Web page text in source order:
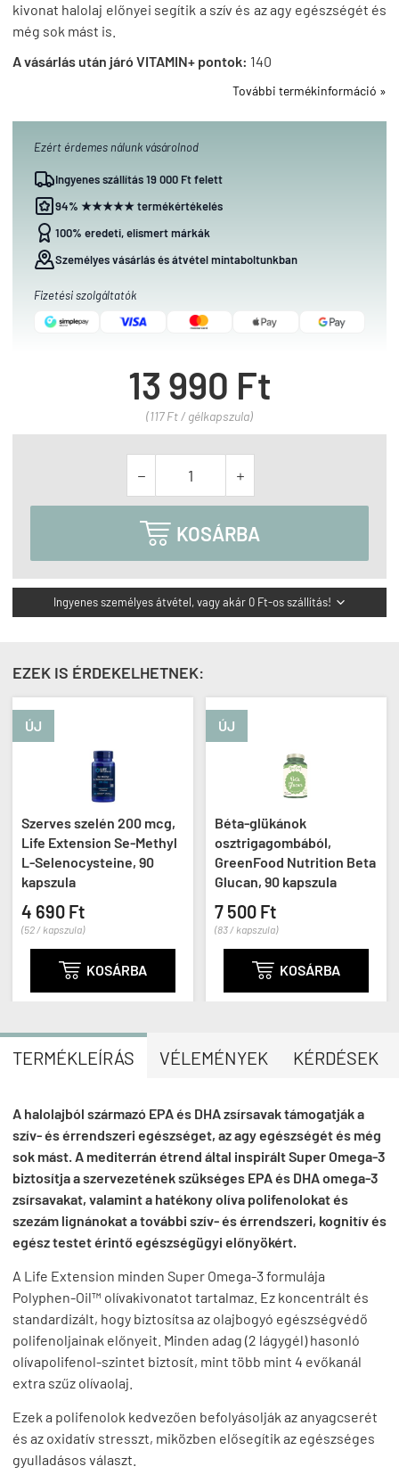
kivonat halolaj előnyei segítik a szív és az agy egészségét és
még sok mást is.
A vásárlás után járó VITAMIN+ pontok: 140
További termékinformáció »
Ezért érdemes nálunk vásárolnod
Ingyenes szállítás 19 000 Ft felett
94% ★★★★★ termékértékelés
100% eredeti, elismert márkák
Személyes vásárlás és átvétel mintaboltunkban
Fizetési szolgáltatók
13 990 Ft
(117 Ft / gélkapszula)
 
 KOSÁRBA
Ingyenes személyes átvétel, vagy akár 0 Ft-os szállítás! 
EZEK IS ÉRDEKELHETNEK:
ÚJ
Szerves szelén 200 mcg,
Life Extension Se-Methyl
L-Selenocysteine, 90
kapszula
4 690 Ft
(52 / kapszula)
 KOSÁRBA
ÚJ
Béta-glükánok
osztrigagombából,
GreenFood Nutrition Beta
Glucan, 90 kapszula
7 500 Ft
(83 / kapszula)
 KOSÁRBA
TERMÉKLEÍRÁS VÉLEMÉNYEK KÉRDÉSEK
A halolajból származó EPA és DHA zsírsavak támogatják a
szív- és érrendszeri egészséget, az agy egészségét és még
sok mást. A mediterrán étrend által inspirált Super Omega-3
biztosítja a szervezetének szükséges EPA és DHA omega-3
zsírsavakat, valamint a hatékony olíva polifenolokat és
szezám lignánokat a további szív- és érrendszeri, kognitív és
egész testet érintő egészségügyi előnyökért.
A Life Extension minden Super Omega-3 formulája
Polyphen-Oil™ olívakivonatot tartalmaz. Ez koncentrált és
standardizált, hogy biztosítsa az olajbogyó egészségvédő
polifenoljainak előnyeit. Minden adag (2 lágygél) hasonló
olívapolifenol-szintet biztosít, mint több mint 4 evőkanál
extra szűz olívaolaj.
Ezek a polifenolok kedvezően befolyásolják az anyagcserét
és az oxidatív stresszt, miközben elősegítik az egészséges
gyulladásos választ.